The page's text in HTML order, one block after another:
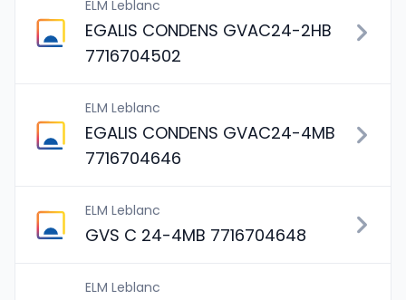
ELM Leblanc
EGALIS CONDENS GVAC24-2HB
7716704502
ELM Leblanc
EGALIS CONDENS GVAC24-4MB
7716704646
ELM Leblanc
GVS C 24-4MB 7716704648
ELM Leblanc